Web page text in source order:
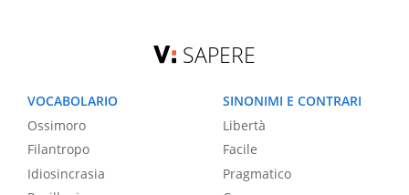
SAPERE
VOCABOLARIO
Ossimoro
Filantropo
Idiosincrasia
SINONIMI E CONTRARI
Libertà
Facile
Pragmatico